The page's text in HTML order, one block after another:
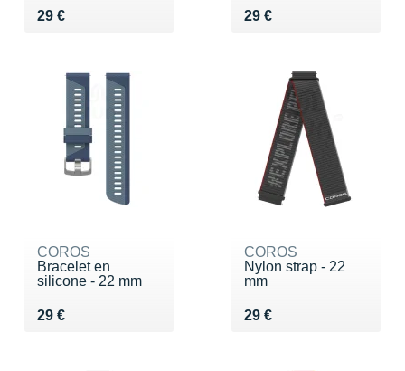
29 €
Vendu 29 € 29 €
Vendu 29 €
COROS
Bracelet en
silicone - 22 mm
29 €
Vendu 29 €
COROS
Nylon strap - 22
mm
29 €
Vendu 29 €